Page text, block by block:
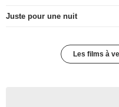
Juste pour une nuit
Les films à